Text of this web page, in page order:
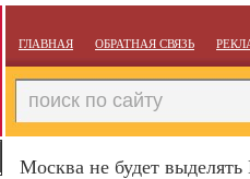
ГЛАВНАЯ ОБРАТНАЯ СВЯЗЬ
Москва не будет